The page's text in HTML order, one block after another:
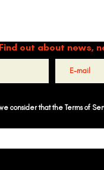
Find out about news,
consider that the Terms of